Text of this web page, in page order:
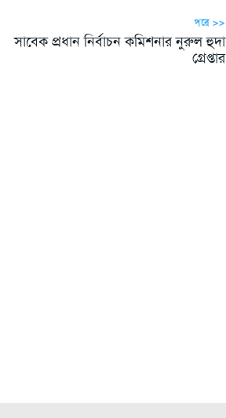
পরে >>
সাবেক প্রধান নির্বাচন কমিশনার নুরুল হুদা
গ্রেপ্তার